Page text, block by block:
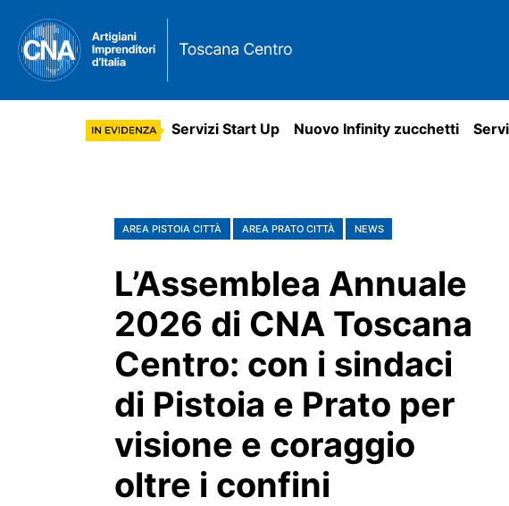
Servizi Start Up Nuovo Infinity zucchetti
AREA PISTOIA CITTÀ AREA PRATO CITTÀ NEWS
L’Assemblea Annuale
2026 di CNA Toscana
Centro: con i sindaci
di Pistoia e Prato per
visione e coraggio
oltre i confini